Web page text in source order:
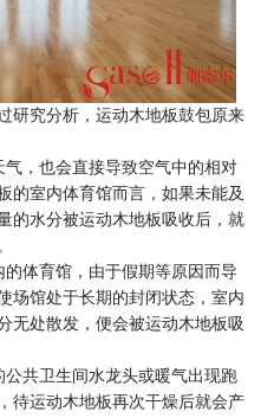
究分析，运动木地板鼓包原来
，也会直接导致空气中的相对
的室内体育馆而言，如果未能及
的水分被运动木地板吸收后，就
体育馆，由于假期等原因而导
场馆处于长期的封闭状态，室内
无处散发，便会被运动木地板吸
共卫生间水龙头或暖气出现跑
待运动木地板再次干燥后就会产